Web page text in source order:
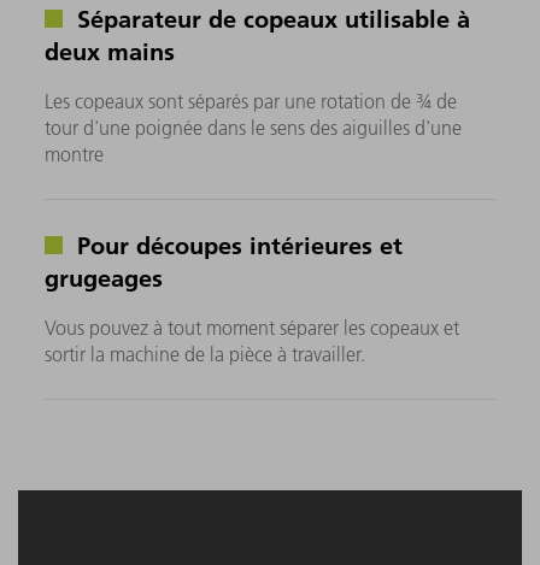
Séparateur de copeaux utilisable à
deux mains
Les copeaux sont séparés par une rotation de ¾ de
tour d'une poignée dans le sens des aiguilles d'une
montre
Pour découpes intérieures et
grugeages
Vous pouvez à tout moment séparer les copeaux et
sortir la machine de la pièce à travailler.